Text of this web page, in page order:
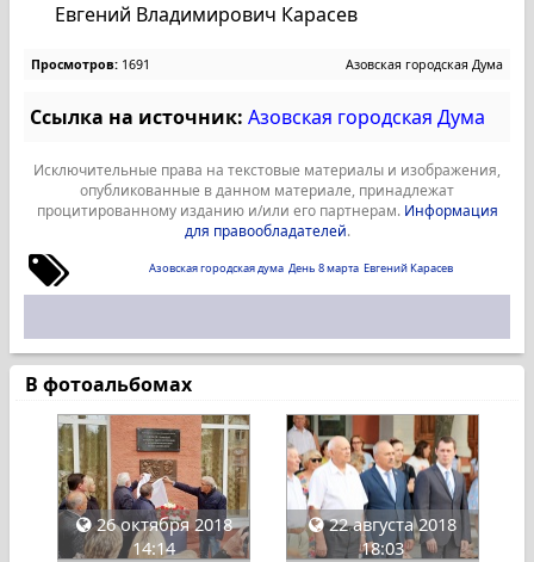
Евгений Владимирович Карасев
Просмотров: 1691 Азовская городская Дума
Ссылка на источник: Азовская городская Дума
Исключительные права на текстовые материалы и изображения,
опубликованные в данном материале, принадлежат
процитированному изданию и/или его партнерам. Информация
для правообладателей.
Азовская городская дума День 8 марта Евгений Карасев
В фотоальбомах
26 октября 2018
14:14
22 августа 2018
18:03